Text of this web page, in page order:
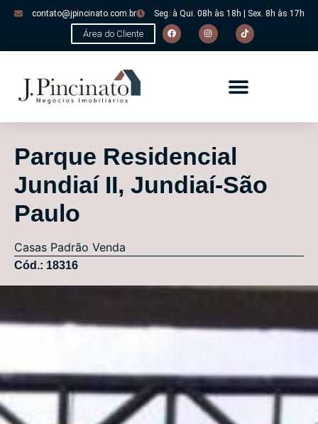
contato@jpincinato.com.br Seg. à Qui. 08h às 18h | Sex. 8h às 17h
Área do Cliente
Parque Residencial
Jundiaí II, Jundiaí-São
Paulo
Casas Padrão Venda
Cód.: 18316